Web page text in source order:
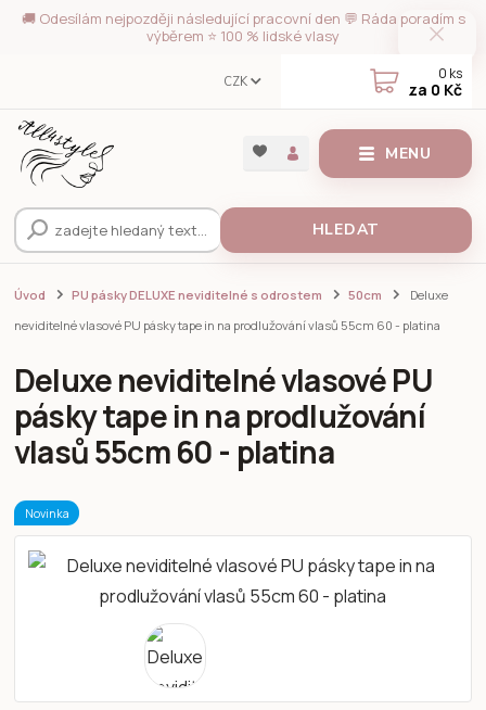
🚚 Odesílám nejpozději následující pracovní den 💬 Ráda poradím s
výběrem ⭐ 100 % lidské vlasy
MENU
CZK
HLEDAT
0 ks
za 0 Kč
Úvod PU pásky DELUXE neviditelné s odrostem 50cm
Deluxe
neviditelné vlasové PU pásky tape in na prodlužování vlasů 55cm 60 - platina
Deluxe neviditelné vlasové PU
pásky tape in na prodlužování
vlasů 55cm 60 - platina
Novinka